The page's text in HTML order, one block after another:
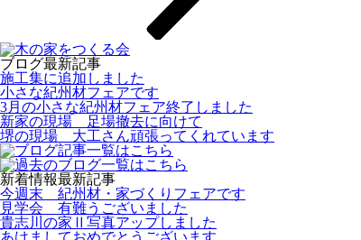
ブログ最新記事
施工集に追加しました
小さな紀州材フェアです
3月の小さな紀州材フェア終了しました
新家の現場 足場撤去に向けて
堺の現場 大工さん頑張ってくれています
新着情報最新記事
今週末 紀州材・家づくりフェアです
見学会 有難うございました
貴志川の家Ⅱ写真アップしました
あけましておめでとうございます